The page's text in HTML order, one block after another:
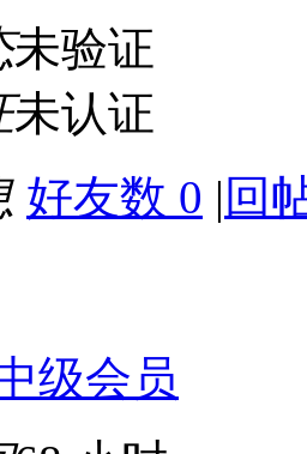
未验证
未认证
好友数 0 | 回
级会员